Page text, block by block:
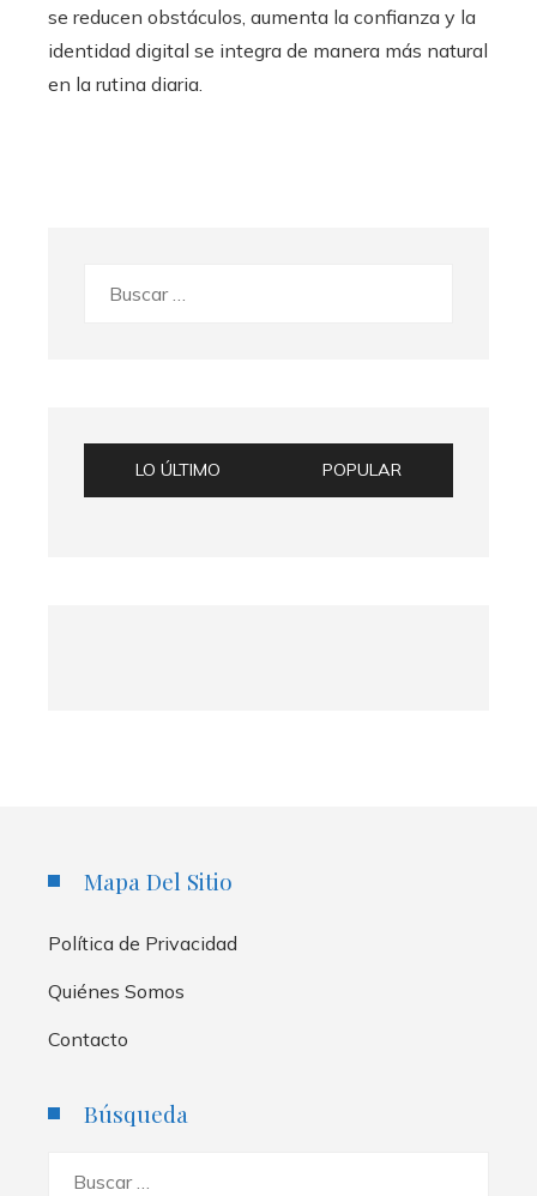
se reducen obstáculos, aumenta la confianza y la
identidad digital se integra de manera más natural
en la rutina diaria.
LO ÚLTIMO POPULAR
Mapa Del Sitio
Política de Privacidad
Quiénes Somos
Contacto
Búsqueda